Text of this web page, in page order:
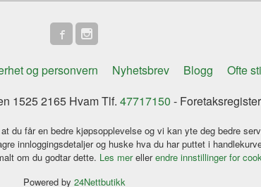
og personvern Nyhetsbrev Blogg
Ofte
1525 2165 Hvam Tlf. 47717150 -
du får en bedre kjøpsopplevelse og vi kan yte deg bedre
innloggingsdetaljer og huske hva du har puttet i
om du godtar dette. Les merellerendre innstillinger for
Powered by 24Nettbutikk